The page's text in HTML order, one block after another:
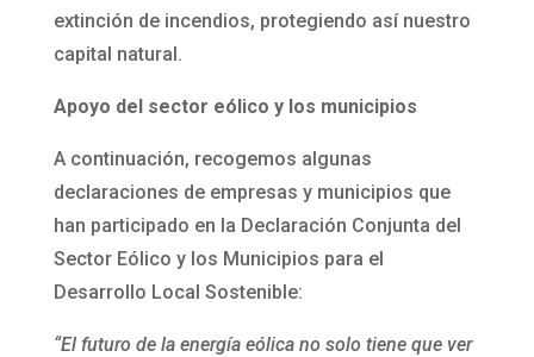
extinción de incendios, protegiendo así nuestro
capital natural.
Apoyo del sector eólico y los municipios
A continuación, recogemos algunas
declaraciones de empresas y municipios que
han participado en la Declaración Conjunta del
Sector Eólico y los Municipios para el
Desarrollo Local Sostenible:
“El futuro de la energía eólica no solo tiene que ver